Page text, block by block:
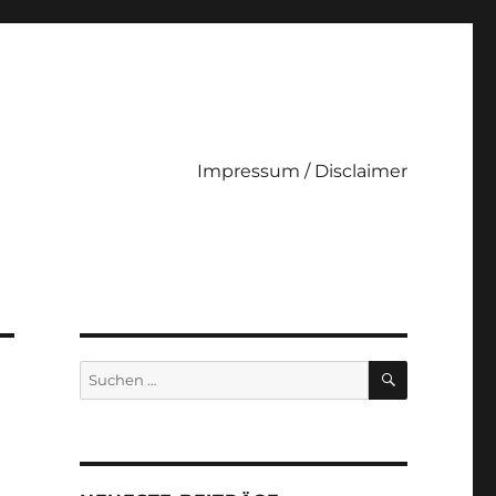
Impressum / Disclaimer
Suche
nach:
SUCHEN